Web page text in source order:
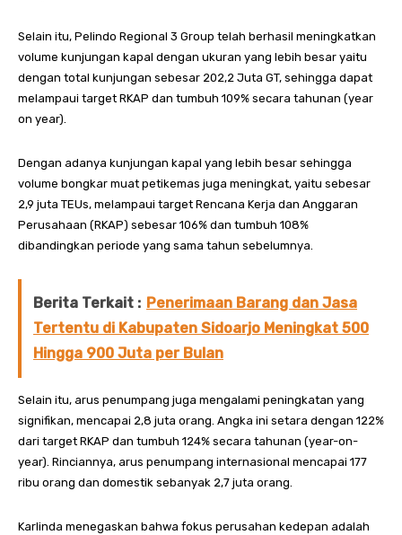
Selain itu, Pelindo Regional 3 Group telah berhasil meningkatkan
volume kunjungan kapal dengan ukuran yang lebih besar yaitu
dengan total kunjungan sebesar 202,2 Juta GT, sehingga dapat
melampaui target RKAP dan tumbuh 109% secara tahunan (year
on year).
Dengan adanya kunjungan kapal yang lebih besar sehingga
volume bongkar muat petikemas juga meningkat, yaitu sebesar
2,9 juta TEUs, melampaui target Rencana Kerja dan Anggaran
Perusahaan (RKAP) sebesar 106% dan tumbuh 108%
dibandingkan periode yang sama tahun sebelumnya.
Berita Terkait : Penerimaan Barang dan Jasa
Tertentu di Kabupaten Sidoarjo Meningkat 500
Hingga 900 Juta per Bulan
Selain itu, arus penumpang juga mengalami peningkatan yang
signifikan, mencapai 2,8 juta orang. Angka ini setara dengan 122%
dari target RKAP dan tumbuh 124% secara tahunan (year-on-
year). Rinciannya, arus penumpang internasional mencapai 177
ribu orang dan domestik sebanyak 2,7 juta orang.
Karlinda menegaskan bahwa fokus perusahan kedepan adalah